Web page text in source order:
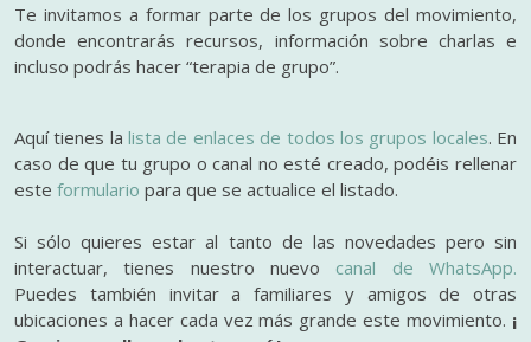
Te invitamos a formar parte de los grupos del movimiento,
donde encontrarás recursos, información sobre charlas e
incluso podrás hacer “terapia de grupo”.
Aquí tienes lalista de enlaces de todos los grupos locales. En
caso de que tu grupo o canal no esté creado, podéis rellenar
este formulario para que se actualice el listado.
Si sólo quieres estar al tanto de las novedades pero sin
interactuar, tienes nuestro nuevo canal de WhatsApp.
Puedes también invitar a familiares y amigos de otras
ubicaciones a hacer cada vez más grande este movimiento. ¡